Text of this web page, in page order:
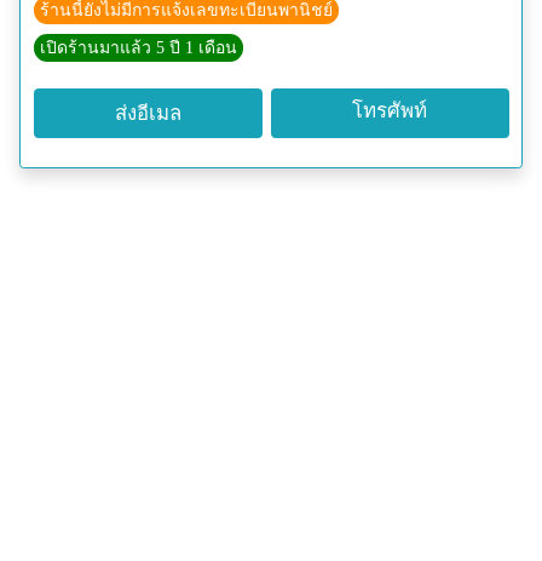
ร้านนี้ยังไม่มีการแจ้งเลขทะเบียนพานิชย์
เปิดร้านมาแล้ว 5 ปี 1 เดือน
ส่งอีเมล โทรศัพท์